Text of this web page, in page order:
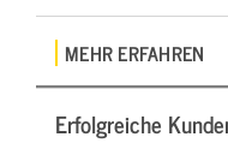
MEHR ERFAHREN
Erfolgreiche